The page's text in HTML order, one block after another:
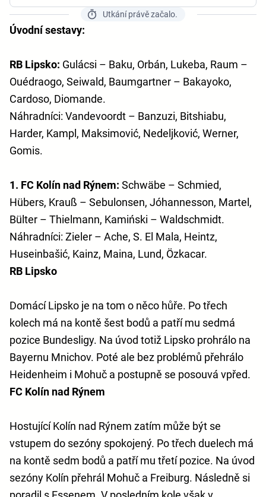
Utkání právě začalo.
Úvodní sestavy:
RB Lipsko: Gulácsi – Baku, Orbán, Lukeba, Raum –
Ouédraogo, Seiwald, Baumgartner – Bakayoko,
Cardoso, Diomande.
Náhradníci: Vandevoordt – Banzuzi, Bitshiabu,
Harder, Kampl, Maksimović, Nedeljković, Werner,
Gomis.
1. FC Kolín nad Rýnem: Schwäbe – Schmied,
Hübers, Krauß – Sebulonsen, Jóhannesson, Martel,
Bülter – Thielmann, Kamiński – Waldschmidt.
Náhradníci: Zieler – Ache, S. El Mala, Heintz,
Huseinbašić, Kainz, Maina, Lund, Özkacar.
RB Lipsko
Domácí Lipsko je na tom o něco hůře. Po třech
kolech má na kontě šest bodů a patří mu sedmá
pozice Bundesligy. Na úvod totiž Lipsko prohrálo na
Bayernu Mnichov. Poté ale bez problémů přehrálo
Heidenheim i Mohuč a postupně se posouvá vpřed.
FC Kolín nad Rýnem
Hostující Kolín nad Rýnem zatím může být se
vstupem do sezóny spokojený. Po třech duelech má
na kontě sedm bodů a patří mu třetí pozice. Na úvod
sezóny Kolín přehrál Mohuč a Freiburg. Následně si